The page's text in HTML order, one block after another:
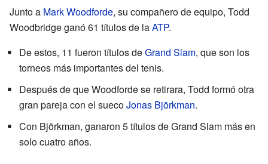
Junto a Mark Woodforde, su compañero de equipo, Todd
Woodbridge ganó 61 títulos de laATP.
De estos, 11 fueron títulos deGrand Slam, que son los
torneos más importantes del tenis.
Después de que Woodforde se retirara, Todd formó otra
gran pareja con el suecoJonas Björkman.
Con Björkman, ganaron 5 títulos de Grand Slam más en
solo cuatro años.